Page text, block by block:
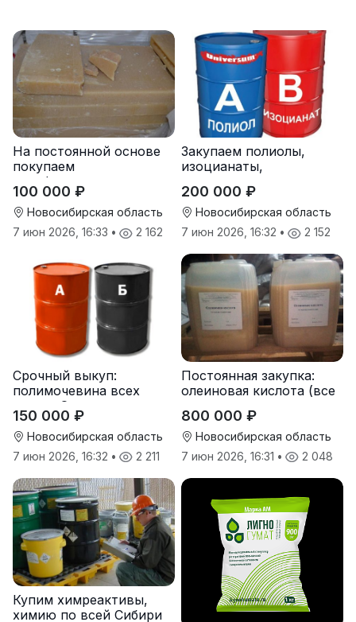
На постоянной основе
покупаем
парафиносодержащие
продукты
100 000 ₽
Новосибирская область
7 июн 2026, 16:33 • 2 162
Закупаем полиолы,
изоцианаты,
пенополиуретана (ППУ)
200 000 ₽
Новосибирская область
7 июн 2026, 16:32 • 2 152
Срочный выкуп:
полимочевина всех
типов, Эластоплан,
Экстраплан
150 000 ₽
Новосибирская область
7 июн 2026, 16:32 • 2 211
Постоянная закупка:
олеиновая кислота (все
просрочка)
800 000 ₽
Новосибирская область
7 июн 2026, 16:31 • 2 048
Купим химреактивы,
химию по всей Сибири